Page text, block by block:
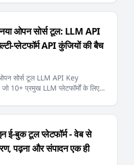
और सुविधाजनक अस्थायी ईमेल
ओपन सोर्स टूल: LLM API
प्लेटफॉर्म API कुंजियों की बैच
सोर्स टूल LLM API Key
10+ प्रमुख LLM प्लेटफॉर्मों के लिए
ई-बुक टूल प्लेटफॉर्म - वेब से
पढ़ना और संपादन एक ही